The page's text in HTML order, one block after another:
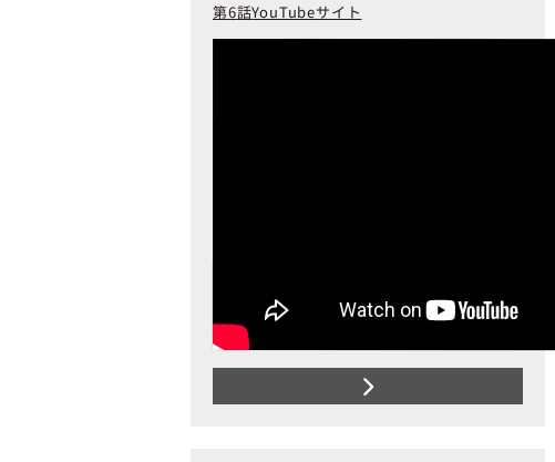
第6話YouTubeサイト